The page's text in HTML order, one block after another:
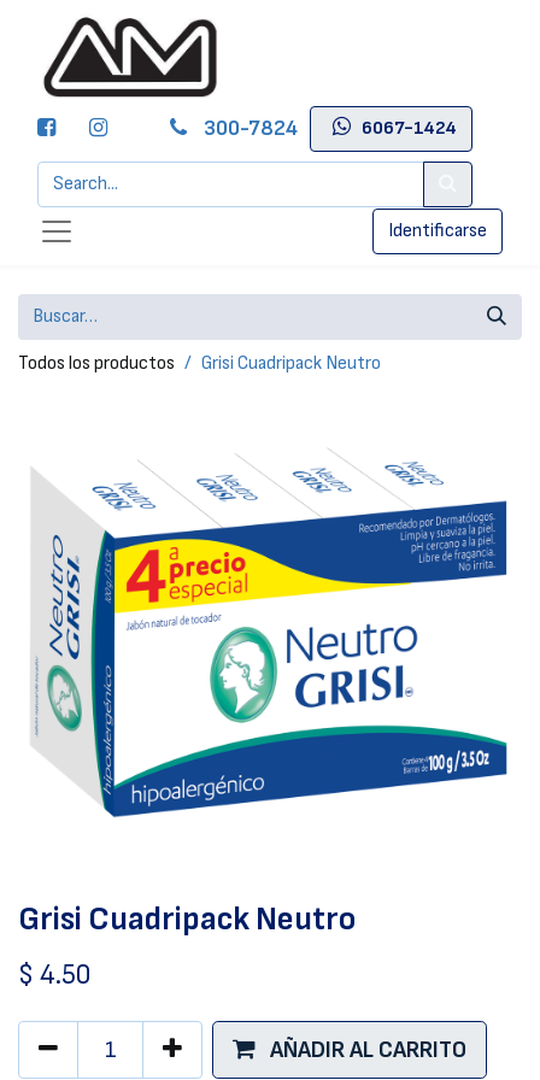
300-7824 6067-1424
Identificarse
Todos los productos Grisi Cuadripack Neutro
Grisi Cuadripack Neutro
$ 4.50
AÑADIR AL CARRITO